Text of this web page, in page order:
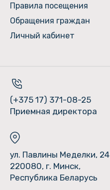
Правила посещения
Обращения граждан
Личный кабинет
(+375 17) 371-08-25
Приемная директора
ул. Павлины Меделки, 24
220080, г. Минск,
Республика Беларусь